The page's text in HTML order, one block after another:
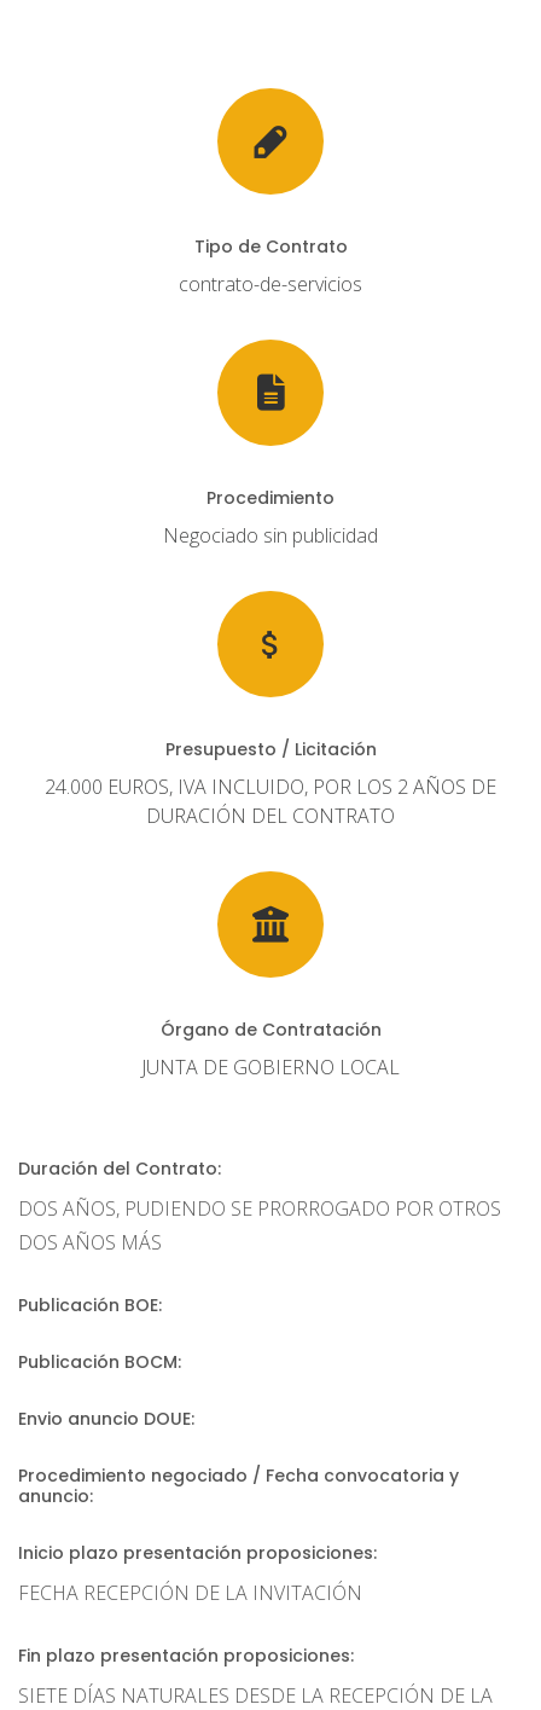
Tipo de Contrato
contrato-de-servicios
Procedimiento
Negociado sin publicidad
Presupuesto / Licitación
24.000 EUROS, IVA INCLUIDO, POR LOS 2 AÑOS DE
DURACIÓN DEL CONTRATO
Órgano de Contratación
JUNTA DE GOBIERNO LOCAL
Duración del Contrato:
DOS AÑOS, PUDIENDO SE PRORROGADO POR OTROS
DOS AÑOS MÁS
Publicación BOE:
Publicación BOCM:
Envio anuncio DOUE:
Procedimiento negociado / Fecha convocatoria y
anuncio:
Inicio plazo presentación proposiciones:
FECHA RECEPCIÓN DE LA INVITACIÓN
Fin plazo presentación proposiciones:
SIETE DÍAS NATURALES DESDE LA RECEPCIÓN DE LA